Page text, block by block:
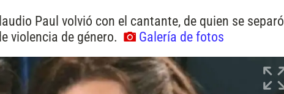
Paul volvió con el cantante, de quien se separó
violencia de género.
Galería de fotos